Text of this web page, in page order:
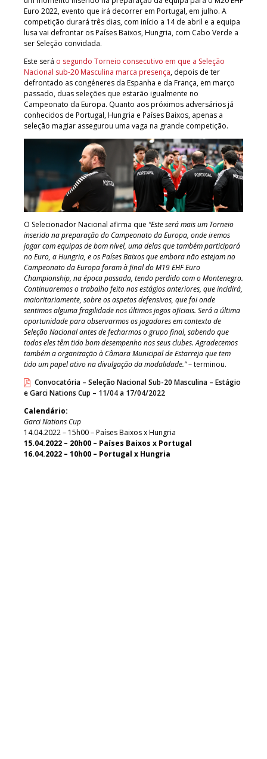
Euro 2022, evento que irá decorrer em Portugal, em julho. A
competição durará três dias, com início a 14 de abril e a equipa
lusa vai defrontar os Países Baixos, Hungria, com Cabo Verde a
ser Seleção convidada.
Este será o segundo Torneio consecutivo em que a Seleção
Nacional sub-20 Masculina marca presença, depois de ter
defrontado as congéneres da Espanha e da França, em março
passado, duas seleções que estarão igualmente no
Campeonato da Europa. Quanto aos próximos adversários já
conhecidos de Portugal, Hungria e Países Baixos, apenas a
seleção magiar assegurou uma vaga na grande competição.
O Selecionador Nacional afirma que “Este será mais um Torneio
inserido na preparação do Campeonato da Europa, onde iremos
jogar com equipas de bom nível, uma delas que também participará
no Euro, a Hungria, e os Países Baixos que embora não estejam no
Campeonato da Europa foram à final do M19 EHF Euro
Championship, na época passada, tendo perdido com o Montenegro.
Continuaremos o trabalho feito nos estágios anteriores, que incidirá,
maioritariamente, sobre os aspetos defensivos, que foi onde
sentimos alguma fragilidade nos últimos jogos oficiais. Será a última
oportunidade para observarmos os jogadores em contexto de
Seleção Nacional antes de fecharmos o grupo final, sabendo que
todos eles têm tido bom desempenho nos seus clubes. Agradecemos
também a organização à Câmara Municipal de Estarreja que tem
tido um papel ativo na divulgação da modalidade.”– terminou.
Convocatória – Seleção Nacional Sub-20 Masculina – Estágio
e Garci Nations Cup – 11/04 a 17/04/2022
Calendário:
Garci Nations Cup
14.04.2022 – 15h00 – Países Baixos x Hungria
15.04.2022 – 20h00 – Países Baixos x Portugal
16.04.2022 – 10h00 – Portugal x Hungria